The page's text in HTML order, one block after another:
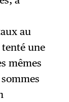
au
une
mêmes